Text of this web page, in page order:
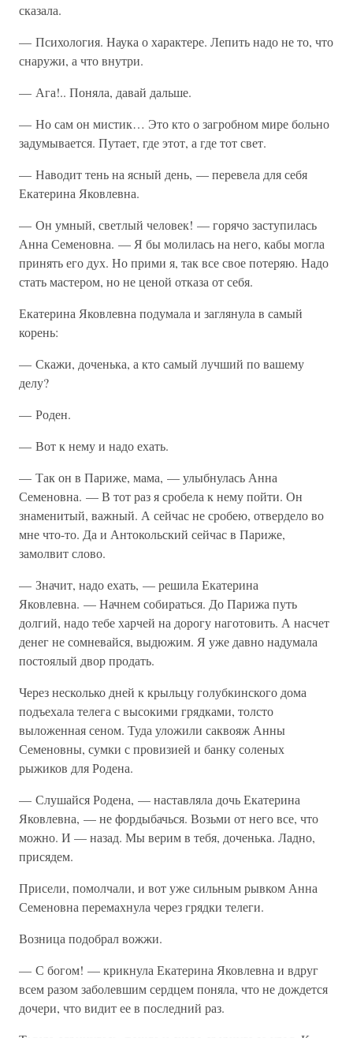
сказала.
— Психология. Наука о характере. Лепить надо не то, что
снаружи, а что внутри.
— Ага!.. Поняла, давай дальше.
— Но сам он мистик… Это кто о загробном мире больно
задумывается. Путает, где этот, а где тот свет.
— Наводит тень на ясный день, — перевела для себя
Екатерина Яковлевна.
— Он умный, светлый человек! — горячо заступилась
Анна Семеновна. — Я бы молилась на него, кабы могла
принять его дух. Но прими я, так все свое потеряю. Надо
стать мастером, но не ценой отказа от себя.
Екатерина Яковлевна подумала и заглянула в самый
корень:
— Скажи, доченька, а кто самый лучший по вашему
делу?
— Роден.
— Вот к нему и надо ехать.
— Так он в Париже, мама, — улыбнулась Анна
Семеновна. — В тот раз я сробела к нему пойти. Он
знаменитый, важный. А сейчас не сробею, отвердело во
мне что-то. Да и Антокольский сейчас в Париже,
замолвит слово.
— Значит, надо ехать, — решила Екатерина
Яковлевна. — Начнем собираться. До Парижа путь
долгий, надо тебе харчей на дорогу наготовить. А насчет
денег не сомневайся, выдюжим. Я уже давно надумала
постоялый двор продать.
Через несколько дней к крыльцу голубкинского дома
подъехала телега с высокими грядками, толсто
выложенная сеном. Туда уложили саквояж Анны
Семеновны, сумки с провизией и банку соленых
рыжиков для Родена.
— Слушайся Родена, — наставляла дочь Екатерина
Яковлевна, — не фордыбачься. Возьми от него все, что
можно. И — назад. Мы верим в тебя, доченька. Ладно,
присядем.
Присели, помолчали, и вот уже сильным рывком Анна
Семеновна перемахнула через грядки телеги.
Возница подобрал вожжи.
— С богом! — крикнула Екатерина Яковлевна и вдруг
всем разом заболевшим сердцем поняла, что не дождется
дочери, что видит ее в последний раз.